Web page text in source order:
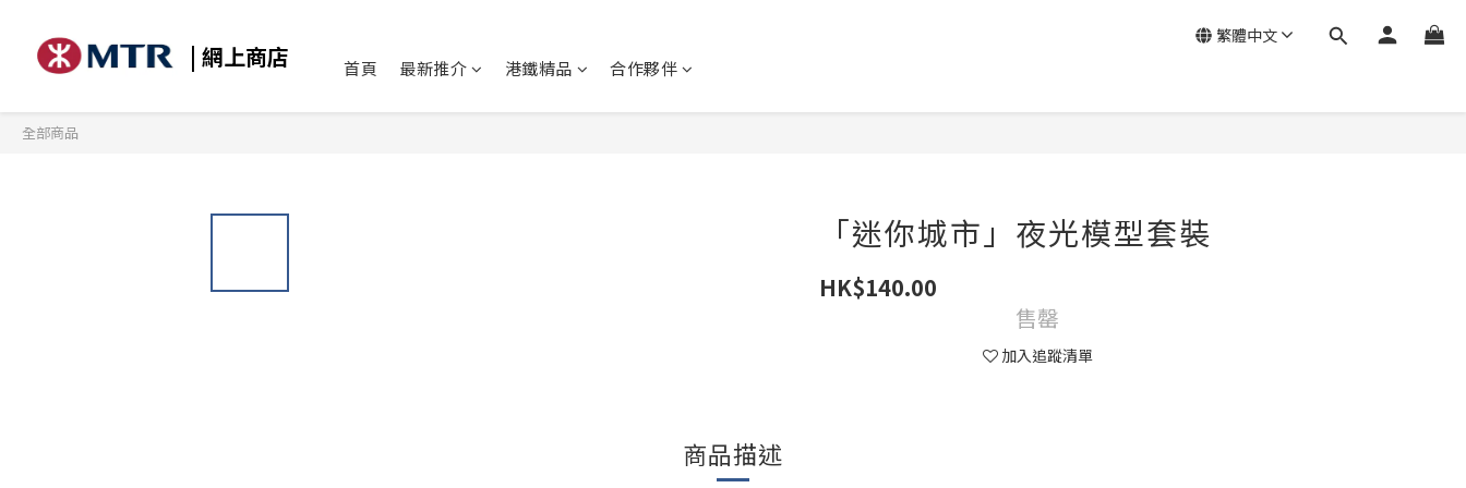
| 網上商店 首頁 最新推介 港鐵精品 合作夥伴
繁體中文
全部商品
「迷你城市」夜光模型套裝
HK$140.00
售罄
加入追蹤清單
商品描述